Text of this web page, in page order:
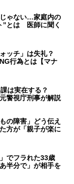
じゃない…家庭内の
”とは 医師に聞く
ッチ」は失礼？
行為とは【マナ
課は実在する？
警視庁刑事が解説
の障害」どう伝え
方が「親子が楽に
でフラれた33歳
半分で」が相手を